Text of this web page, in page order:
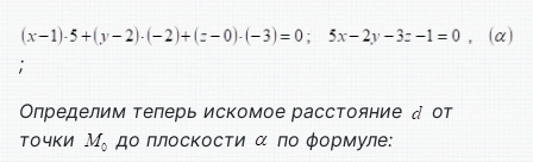
;
Определим теперь искомое расстояние
от
точки
до плоскости по формуле: